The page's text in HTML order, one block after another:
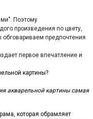
Поэтому
произведения по цвету,
обговариваем предпочтения
первое впечатление и
картины?
акварельной картины самая
которая обрамляет